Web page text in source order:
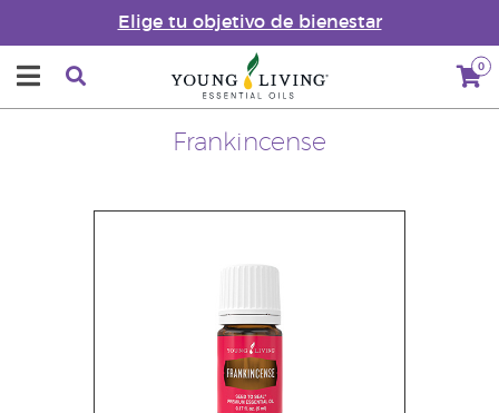
Elige tu objetivo de bienestar
0
Frankincense